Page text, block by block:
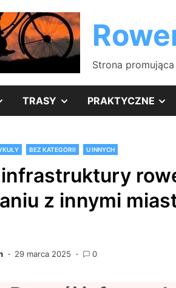
Strona
SHOWTRASY SHOWPRAKTYCZNE
BEZ KATEGORII U INNYCH
z innymi
29 marca 2025 0